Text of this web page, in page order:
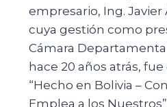
empresario, Ing. Javier
cuya gestión como
Cámara
hace 20 años atrás,
“Hecho en Bolivia –
Emplea a los